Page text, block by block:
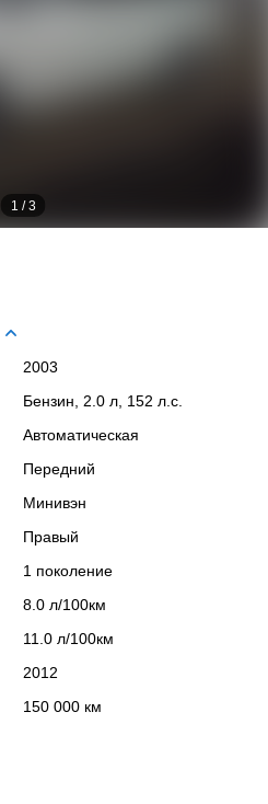
1 /3
2003
Бензин, 2.0 л, 152 л.с.
Автоматическая
Передний
Минивэн
Правый
1 поколение
8.0 л/100км
11.0 л/100км
2012
150 000 км